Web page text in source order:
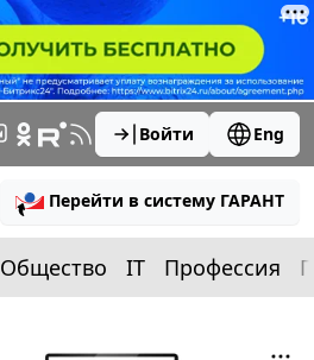
Войти Eng
Перейти в систему ГАРАНТ
Общество IT Профессия